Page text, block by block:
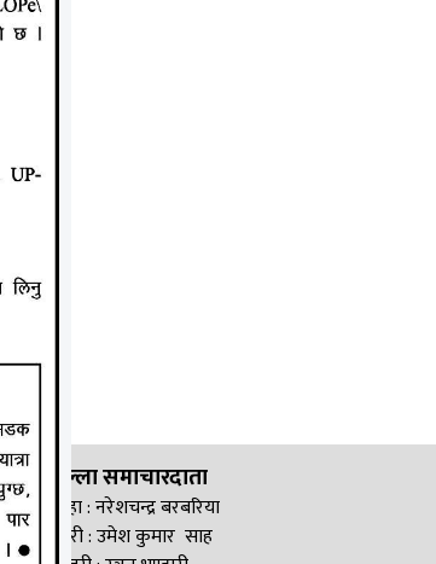
जिल्ला समाचारदाता
सिरहा : नरेशचन्द्र बरबरिया
सप्तरी : उमेश कुमार साह